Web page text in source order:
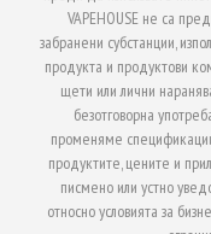
VAPEHOUSE не са
забранени субстанции,
продукта и продуктови
щети или лични
безотговорна
променяме
продуктите, цените и
писмено или устно
относно условията за